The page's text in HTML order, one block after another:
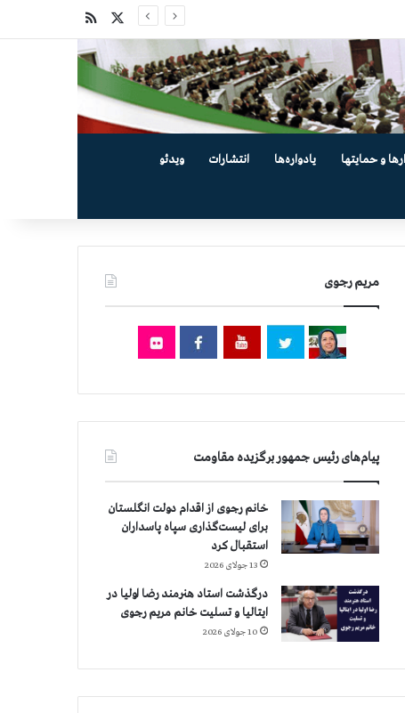
و حمایتها یادواره‌ها انتشارات ویدئو
مریم رجوی
پیام‌های رئیس جمهور برگزیده مقاومت
خانم رجوی از اقدام دولت انگلستان
برای لیست‌گذاری سپاه پاسداران
استقبال کرد
13 جولای 2026
درگذشت استاد هنرمند رضا اولیا در
ایتالیا و تسلیت خانم مریم رجوی
10 جولای 2026